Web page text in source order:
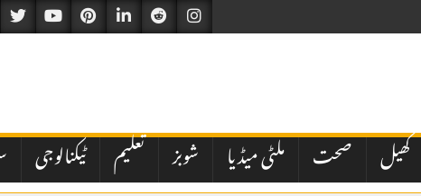
کھیل صحت ملٹی میڈیا شوبز تعلیم ٹیکنالوجی